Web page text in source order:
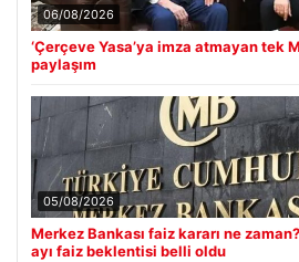
06/08/2026
‘Çerçeve Yasa’ya imza atmayan tek
paylaşım
05/08/2026
Merkez Bankası faiz kararı ne
ayı faiz beklentisi belli oldu